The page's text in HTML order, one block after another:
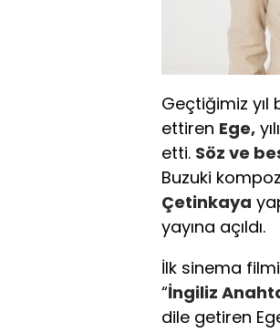
Geçtiğimiz yıl
ettiren Ege,
etti. Söz ve
Buzuki
Çetinkaya
yayına açıldı.
İlk sinema
“İngiliz
dile getiren